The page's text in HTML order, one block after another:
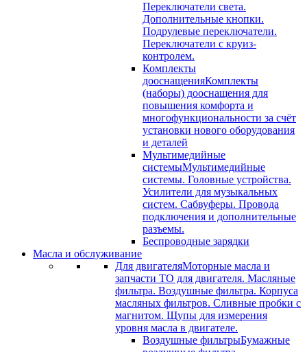
Переключатели света.
Дополнительные кнопки.
Подрулевые переключатели.
Переключатели с круиз-
контролем.
Комплекты
дооснащенияКомплекты
(наборы) дооснащения для
повышения комфорта и
многофункциональности за счёт
установки нового оборудования
и деталей
Мультимедийные
системыМультимедийные
системы. Головные устройства.
Усилители для музыкальных
систем. Сабвуферы. Провода
подключения и дополнительные
разъемы.
Беспроводные зарядки
Масла и обслуживание
Для двигателяМоторные масла и
запчасти ТО для двигателя. Масляные
фильтра. Воздушные фильтра. Корпуса
масляных фильтров. Сливные пробки с
магнитом. Щупы для измерения
уровня масла в двигателе.
Воздушные фильтрыБумажные